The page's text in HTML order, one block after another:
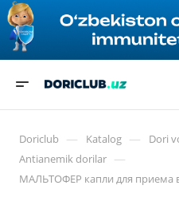
Doriclub — Katalog — Dori
Antianemik dorilar —
МАЛЬТОФЕР капли для приема